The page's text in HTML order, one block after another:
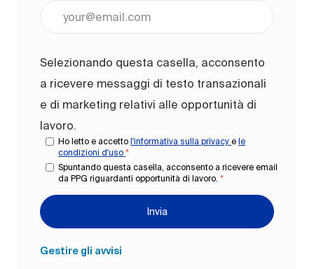
Selezionando questa casella, acconsento
a ricevere messaggi di testo transazionali
e di marketing relativi alle opportunità di
lavoro.
Ho letto e accetto l'informativa sulla privacy e le
condizioni d'uso *
Spuntando questa casella, acconsento a ricevere email
da PPG riguardanti opportunità di lavoro. *
Invia
Gestire gli avvisi